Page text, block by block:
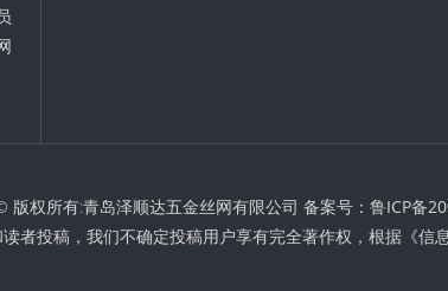
版权所有:青岛泽顺达五金丝网有限公司 备案号： 鲁ICP备
者投稿，我们不确定投稿用户享有完全著作权，根据《信